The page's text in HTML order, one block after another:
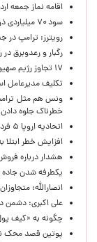
اقامه نماز جمعه
سود ۷۰ میلیاردی ذوب‌آهن از یک انتقال عجیب
رویترز: ترامپ در جنگ علیه
رگبار و رعدوبرق
۱۷ تجاوز رژیم صهیونیستی به خاک سوریه در ۴۸ ساعت گذشته
تکلیف
ونس هم مثل
خطرناک جلوه
اتحادیه اروپا ۵ فرد مرتبط با صنایع دفاعی روسیه را تحریم کرد
افزایش خطر ابتلا به
هشدار درباره
یکطرفه شدن جاده
انصارالله:
علی اکبری: دشمن
چگونه به «کیف
پوتین قصد محک